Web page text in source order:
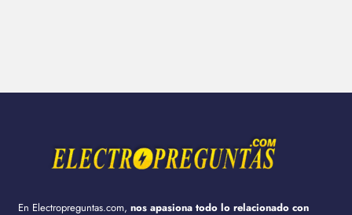
En Electropreguntas.com, nos apasiona todo lo relacionado con